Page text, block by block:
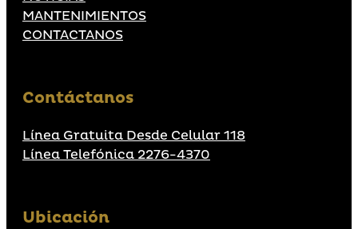
MANTENIMIENTOS
CONTACTANOS
Contáctanos
Línea Gratuita Desde Celular 118
Línea Telefónica 2276-4370
Ubicación